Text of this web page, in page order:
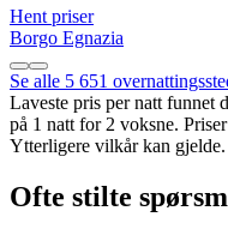
Hent priser
Borgo Egnazia
Se alle 5 651
Laveste pris per natt funnet
på 1 natt for 2 voksne.
Ytterligere vilkår kan gjelde.
Ofte stilte